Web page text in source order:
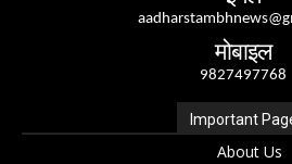
मोबाइल
9827497768
Important
About Us